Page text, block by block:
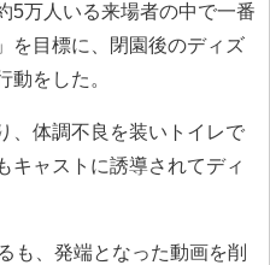
5万人いる来場者の中で一番
を目標に、閉園後のディズ
動をした。
、体調不良を装いトイレで
キャストに誘導されてディ
も、発端となった動画を削